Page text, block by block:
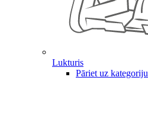
Lukturis
Pāriet uz kategoriju